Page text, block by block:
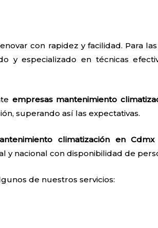
con rapidez y facilidad. Para
y especializado en técnicas
empresas mantenimiento
superando así las expectativas.
climatizaciónen Cdmx
y nacional con disponibilidad de
de nuestros servicios: